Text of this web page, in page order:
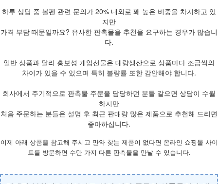
하루 상담 중 볼펜 관련 문의가 20% 내외로 꽤 높은 비중을 차지하고 있
지만
가격 부담 때문일까요? 유사한 판촉물을 추천을 요구하는 경우가 많습니
다.
일반 상품과 달리 홍보성 개업선물은 대량생산으로 상품마다 조금씩의
차이가 있을 수 있으며 특히 불량률 또한 감안해야 합니다.
회사에서 주기적으로 판촉물 주문을 담당하던 분들 같으면 상담이 수월
하지만
처음 주문하는 분들은 설명 후 최근 판매량 많은 제품으로 추천해 드리면
좋아하십니다.
이제 아래 상품을 참고해 주시고 만약 찾는 제품이 없다면 온라인 쇼핑몰 사이
트를 방문하면 수만 가지 다른 판촉물을 만날 수 있습니다.